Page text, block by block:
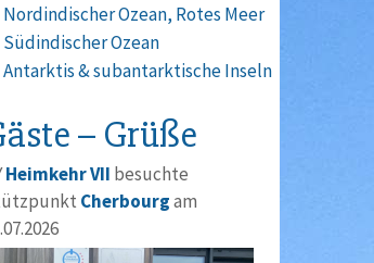
Nordindischer Ozean, Rotes Meer
Südindischer Ozean
Antarktis & subantarktische Inseln
– Grüße
Heimkehr VII besuchte
Cherbourgam